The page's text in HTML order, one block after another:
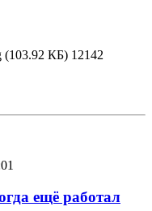
(103.92 КБ) 12142
ещё работал